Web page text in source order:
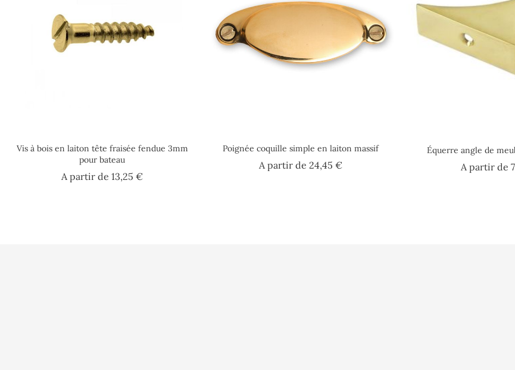
Vis à bois en laiton tête fraisée fendue 3mm
pour bateau
A partir de13,25 €Prix
Poignée coquille simple en laiton massif
A partir de 24,45 €Prix
Équerre angle de
A partir de